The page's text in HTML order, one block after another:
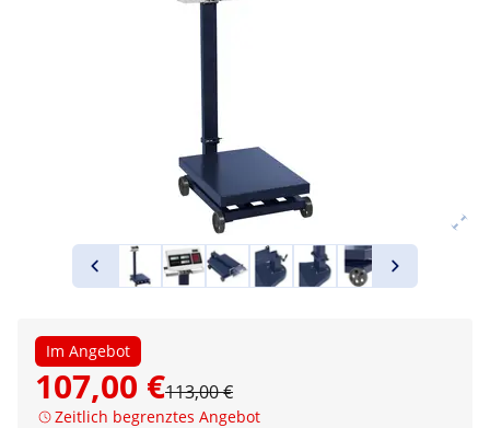
Im Angebot
107,00 €113,00 €
Zeitlich begrenztes Angebot